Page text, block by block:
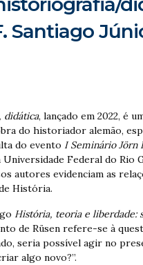
Santiago
didática, lançado em 2022, é
do historiador alemão,
do evento I Seminário Jörn
Universidade Federal do Rio
autores evidenciam as
História.
História, teoria e liberdade:
de Rüsen refere-se à
seria possível agir no
algo novo?”.